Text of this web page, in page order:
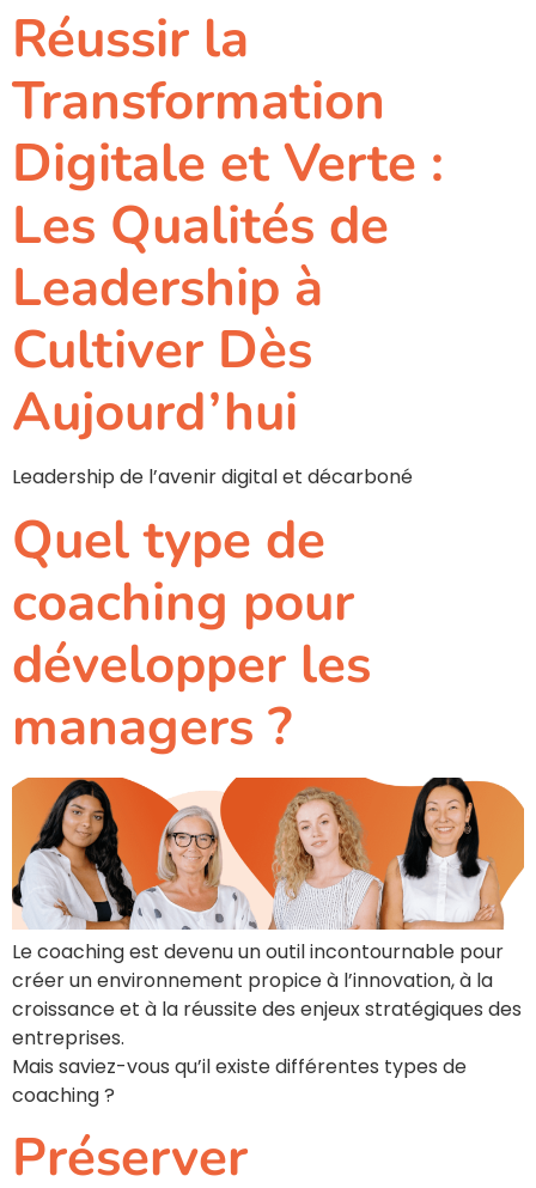
Réussir la
Transformation
Digitale et Verte :
Les Qualités de
Leadership à
Cultiver Dès
Aujourd’hui
Leadership de l’avenir digital et décarboné
Quel type de
coaching pour
développer les
managers ?
Le coaching est devenu un outil incontournable pour
créer un environnement propice à l’innovation, à la
croissance et à la réussite des enjeux stratégiques des
entreprises.
Mais saviez-vous qu’il existe différentes types de
coaching ?
Préserver